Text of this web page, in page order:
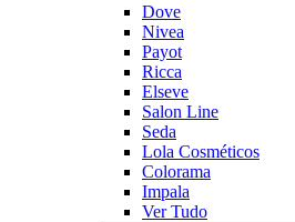
Dove
Nivea
Payot
Ricca
Elseve
Salon Line
Seda
Lola Cosméticos
Colorama
Impala
Ver Tudo